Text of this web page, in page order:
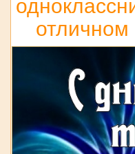
отличном